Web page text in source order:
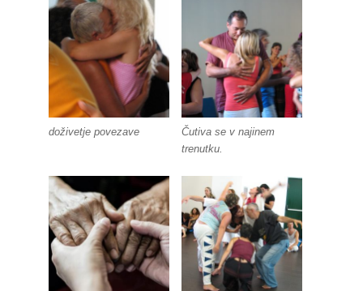
doživetje povezave
Čutiva se v najinem
trenutku.